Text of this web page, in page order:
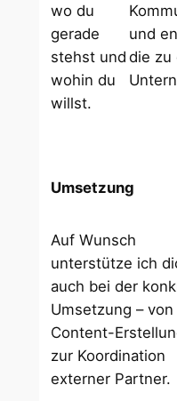
wo du
gerade
stehst und
wohin du
willst.
und
die zu
Umsetzung
Auf Wunsch
unterstütze ich
auch bei der
Umsetzung –
Content-
zur Koordination
externer Partner.